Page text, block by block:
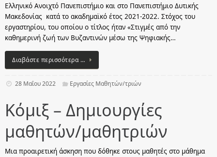
Ελληνικό Ανοιχτό Πανεπιστήμιο και στο Πανεπιστήμιο Δυτικής
Μακεδονίας κατά το ακαδημαϊκό έτος 2021-2022. Στόχος του
εργαστηρίου, του οποίου ο τίτλος ήταν «Στιγμές από την
καθημερινή ζωή των Βυζαντινών μέσω της Ψηφιακής…
Διαβάστε περισσότερα …
28 Μαΐου 2022 Εργασίες Μαθητών/τριών
Κόμιξ – Δημιουργίες
μαθητών/μαθητριών
Μια προαιρετική άσκηση που δόθηκε στους μαθητές στο μάθημα